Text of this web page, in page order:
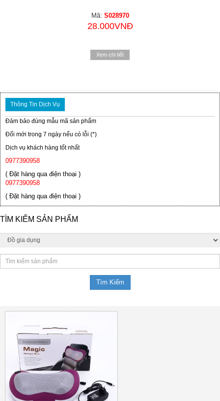
Mã: S028970
28.000VNĐ
Xem chi tiết
Thông Tin Dịch Vụ
Đảm bảo đúng mẫu mã sản phẩm
Đổi mới trong 7 ngày nếu có lỗi (*)
Dịch vụ khách hàng tốt nhất
0977390958
( Đặt hàng qua điện thoại )
0977390958
( Đặt hàng qua điện thoại )
TÌM KIẾM SẢN PHẨM